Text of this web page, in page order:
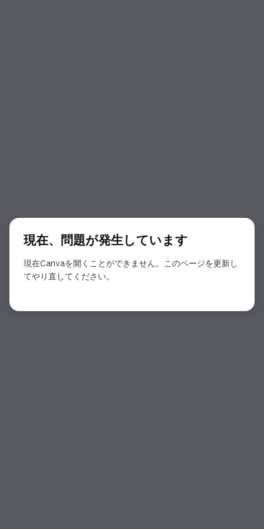
現在、問題が発生しています
現在Canvaを開くことができません。このページを更新し
てやり直してください。